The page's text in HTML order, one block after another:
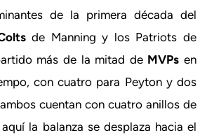
de la primera década del
de Manning y los Patriots de
más de la mitad de MVPs en
con cuatro para Peyton y dos
cuentan con cuatro anillos de
la balanza se desplaza hacia el